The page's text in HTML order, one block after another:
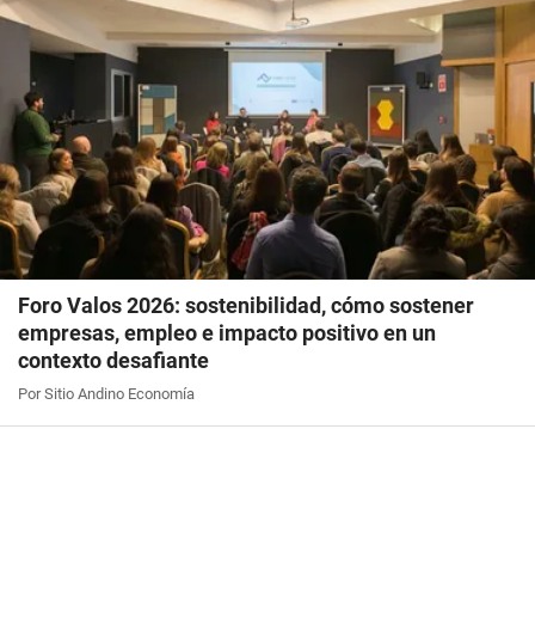
Foro Valos 2026: sostenibilidad, cómo sostener
empresas, empleo e impacto positivo en un
contexto desafiante
Por Sitio Andino Economía